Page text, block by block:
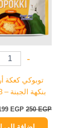
-
توبوكي كعكة
بنكهة الجبنة – 133 جرام
250EGP
EGP